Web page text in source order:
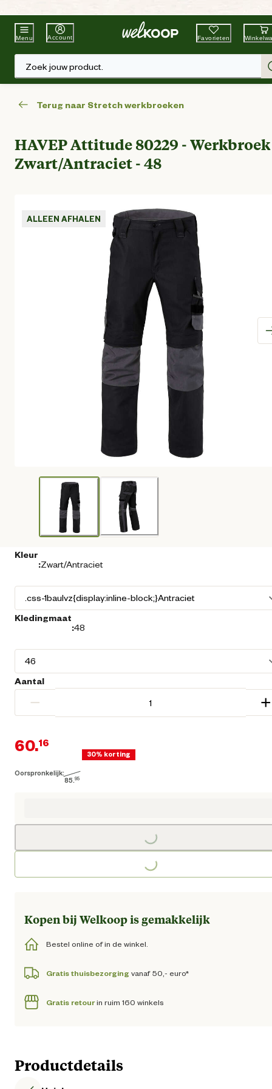
Beste WinkelketenTuin & Dier
Menu Account Favorieten
Zoek jouw product.
Terug naar Stretch werkbroeken
HAVEP Attitude 80229 -
Zwart/Antraciet - 48
ALLEEN AFHALEN
Kleur
:Zwart/Antraciet
Kledingmaat
:48
Aantal
− +
Oorspronkelijk:
85.95
60.16
Huidige prijs € 60,16
30% korting
Loading...
Loading...
Kopen bij Welkoop is gemakkelijk
Bestel online of in de winkel.
Gratis thuisbezorging vanaf 50,- euro*
Gratis retourin ruim 160 winkels
Productdetails